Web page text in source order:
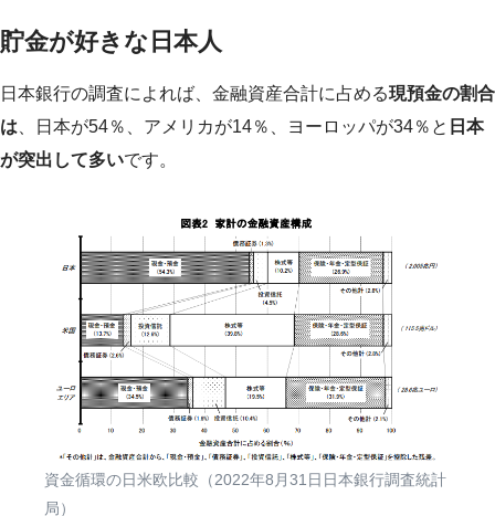
貯金が好きな日本人
日本銀行の調査によれば、金融資産合計に占める現預金の割合
は 、日本が54％、アメリカが14％、ヨーロッパが34％と 日本
が突出して多いです。
資金循環の日米欧比較（2022年8月31日日本銀行調査統計
局）